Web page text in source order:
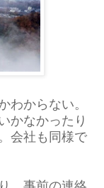
わからない。
かなかったり
会社も同様で